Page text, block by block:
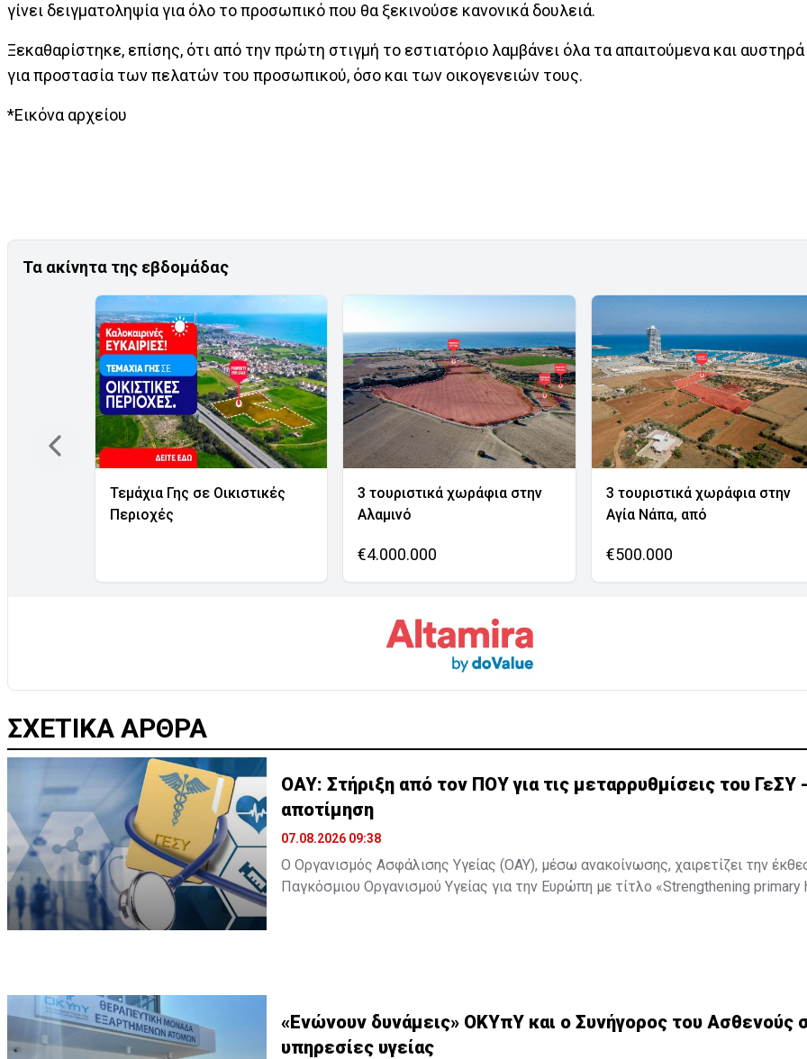
γίνει δειγματοληψία για όλο το προσωπικό που θα ξεκινούσε κανονικά δουλειά.
Ξεκαθαρίστηκε, επίσης, ότι από την πρώτη στιγμή το εστιατόριο λαμβάνει όλα τα απαιτούμενα και
για προστασία των πελατών του προσωπικού, όσο και των οικογενειών τους.
*Εικόνα αρχείου
Τα ακίνητα της εβδομάδας
Τεμάχια Γης σε Οικιστικές
Περιοχές
3 τουριστικά χωράφια στην
Αλαμινό
€4.000.000
3 τουριστικά χωράφια στην
Αγία Νάπα, από
€500.000
ΣΧΕΤΙΚΑ ΑΡΘΡΑ
ΟΑΥ: Στήριξη από τον ΠΟΥ για τις μεταρρυθμίσεις του ΓεΣΥ
αποτίμηση
07.08.2026 09:38
Ο Οργανισμός Ασφάλισης Υγείας (ΟΑΥ), μέσω ανακοίνωσης, χαιρετίζει την
Παγκόσμιου Οργανισμού Υγείας για την Ευρώπη με τίτλο «Strengthening primary
Αυτούσια η ανακοίνωση:
«Ενώνουν δυνάμεις» ΟΚΥπΥ και ο Συνήγορος του Ασθενούς
υπηρεσίες υγείας